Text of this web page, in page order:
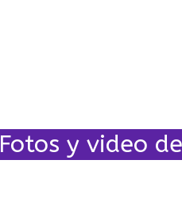
Fotos y video